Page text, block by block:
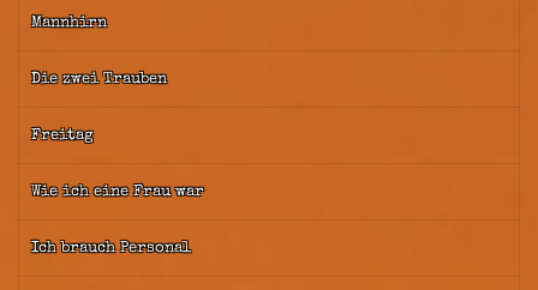
Mannhirn
Die zwei Trauben
Freitag
Wie ich eine Frau war
Ich brauch Personal